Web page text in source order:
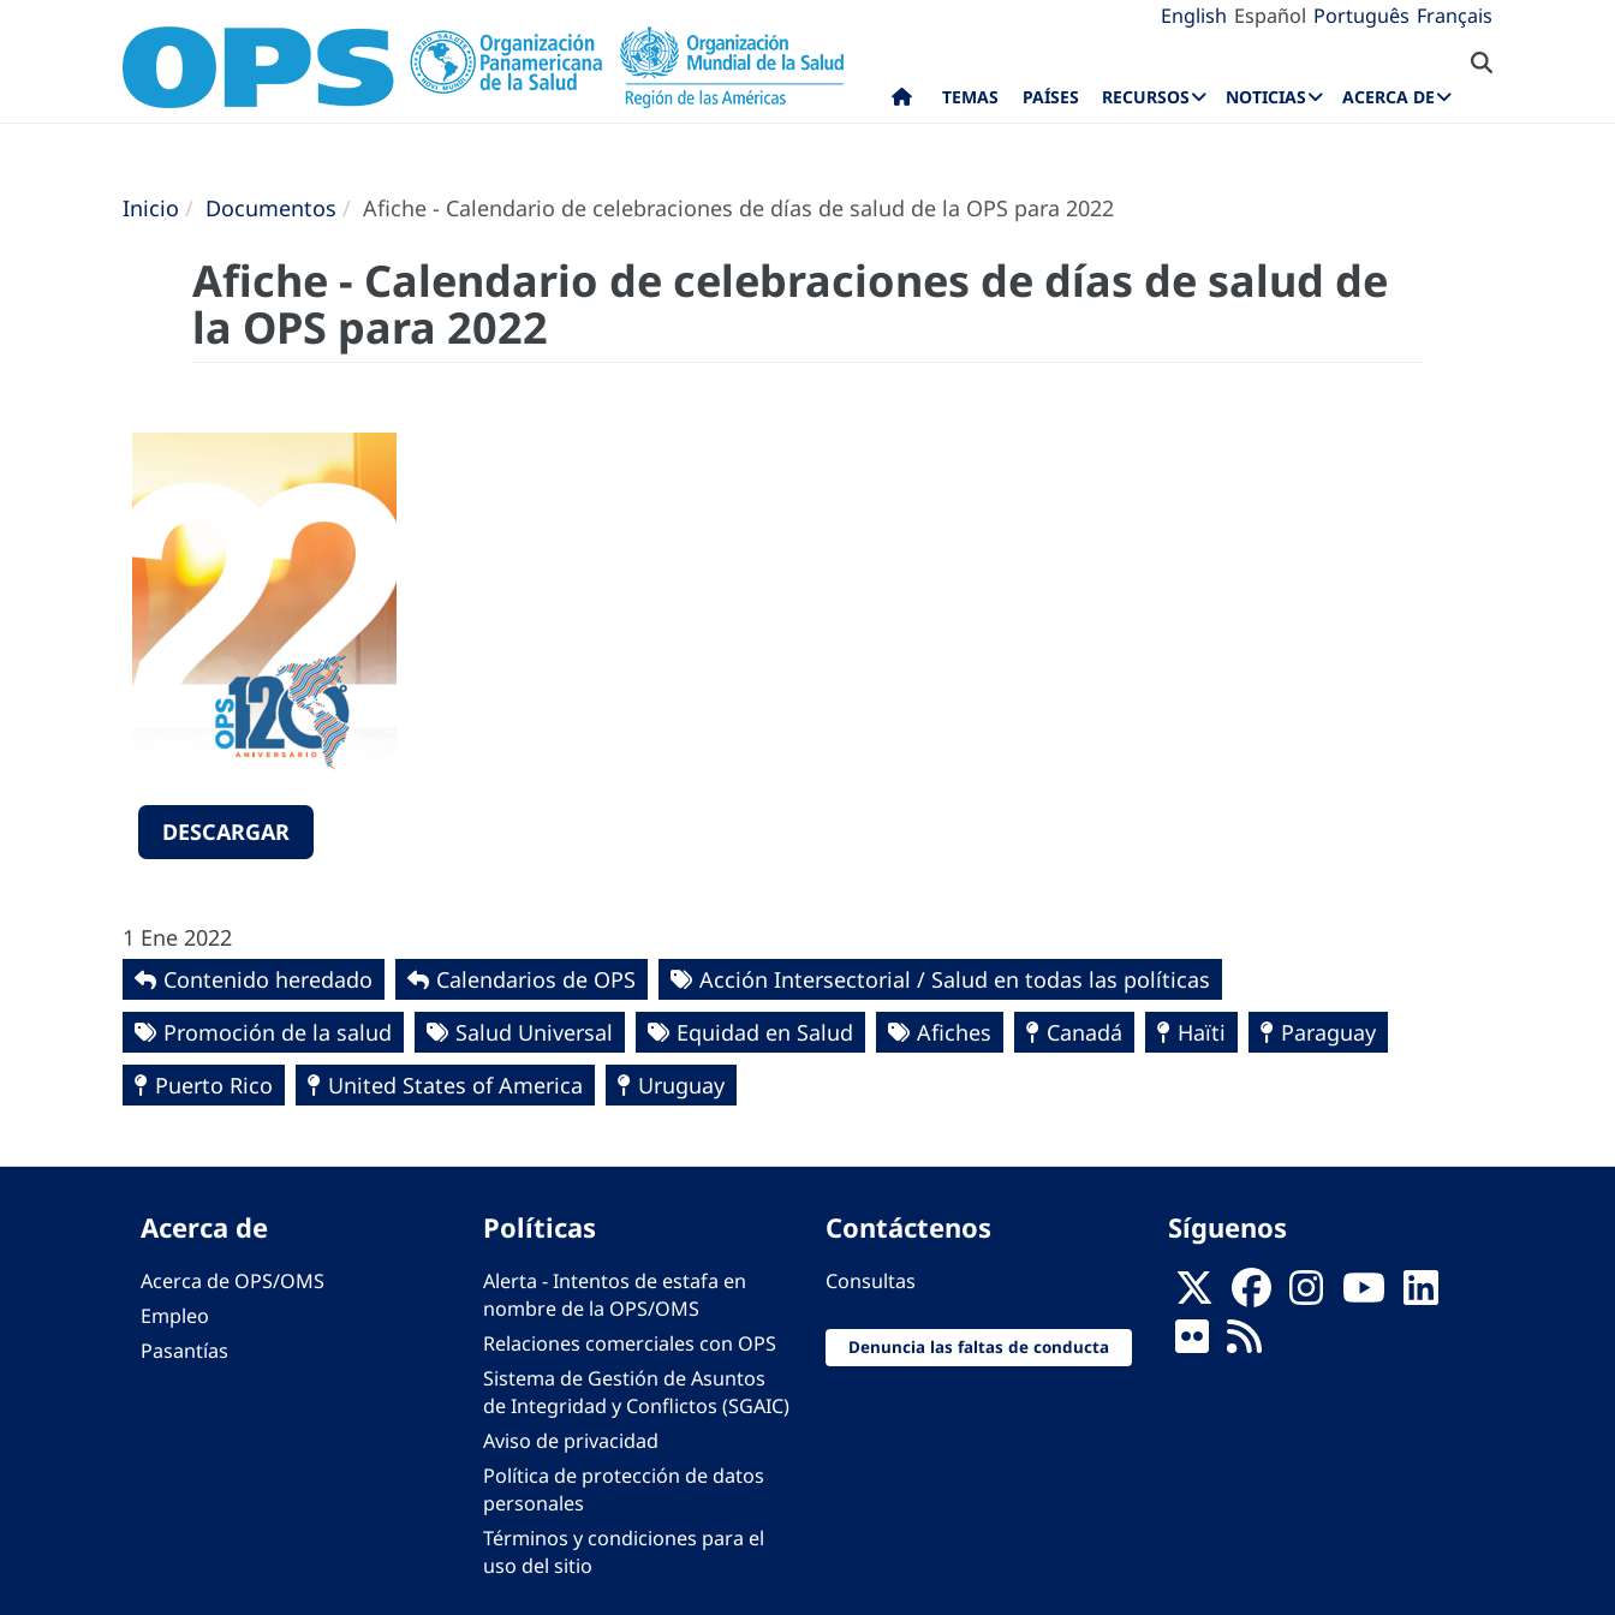
English Español Português Français
TEMAS PAÍSES RECURSOS NOTICIAS ACERCA DE
Inicio Documentos Afiche - Calendario de celebraciones de días de salud de la OPS para 2022
Afiche - Calendario de celebraciones de días de salud de
la OPS para 2022
DESCARGAR
1 Ene 2022
Contenido heredado
Calendarios de OPS
Acción Intersectorial / Salud en todas las políticas
Promoción de la salud
Salud Universal Equidad en Salud Afiches Canadá Haïti
Paraguay
Puerto Rico
United States of America Uruguay
Acerca de
Acerca de OPS/OMS
Empleo
Pasantías
Políticas
Alerta - Intentos de estafa en
nombre de la OPS/OMS
Relaciones comerciales con OPS
Sistema de Gestión de Asuntos
de Integridad y Conflictos (SGAIC)
Aviso de privacidad
Política de protección de datos
personales
Términos y condiciones para el
uso del sitio
Contáctenos
Consultas
Denuncia las faltas de conducta
Síguenos